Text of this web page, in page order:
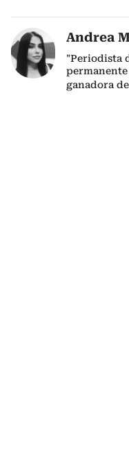
Andrea
"Periodista
ganadora